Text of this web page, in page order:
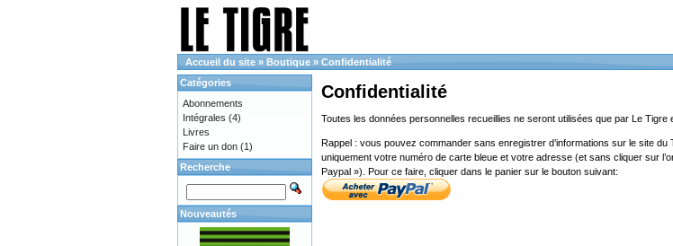
Accueil du site » Boutique » Confidentialité
Confidentialité
Toutes les données personnelles recueillies ne seront utilisées que par Le Tigre
Rappel : vous pouvez commander sans enregistrer d’informations sur le site
uniquement votre numéro de carte bleue et votre adresse (et sans cliquer sur
Paypal »). Pour ce faire, cliquer dans le panier sur le bouton suivant:
Catégories
Abonnements
Intégrales (4)
Livres
Faire un don (1)
Recherche
Nouveautés